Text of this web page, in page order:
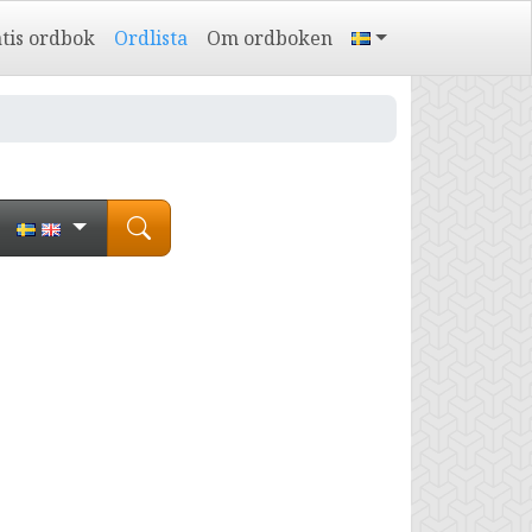
ordbok Ordlista Om ordboken